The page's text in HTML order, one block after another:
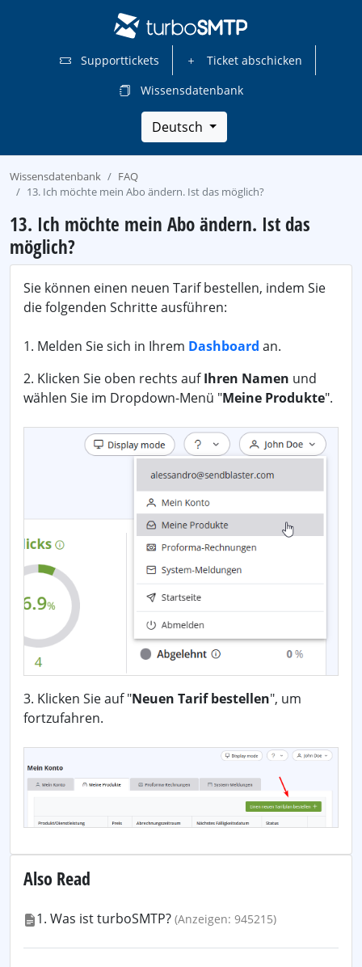
Supporttickets
Ticket abschicken
Wissensdatenbank
Deutsch
Wissensdatenbank
FAQ
13. Ich möchte mein Abo ändern. Ist das möglich?
13. Ich möchte mein Abo ändern. Ist das
möglich?
Sie können einen neuen Tarif bestellen, indem Sie
die folgenden Schritte ausführen:
1. Melden Sie sich in Ihrem Dashboard an.
2. Klicken Sie oben rechts aufIhren Namen und
wählen Sie im Dropdown-Menü "Meine Produkte".
3. Klicken Sie auf "Neuen Tarif bestellen", um
fortzufahren.
Also Read
1. Was ist turboSMTP? (Anzeigen: 945215)